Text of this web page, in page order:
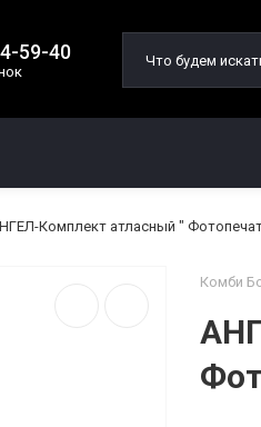
59-40
Комплект атласный "
Комби